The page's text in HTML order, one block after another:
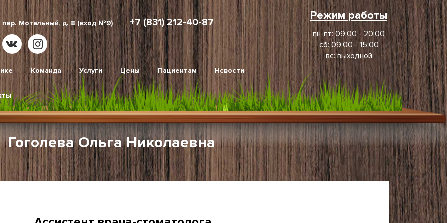
пер. Мотальный, д. 8 (вход №9) +7 (831) 212-40-87
Команда Услуги Цены Пациентам Новости
Режим работы
пн-пт: 09:00 - 20:00
сб: 09:00 - 15:00
вс: выходной
Гоголева Ольга Николаевна